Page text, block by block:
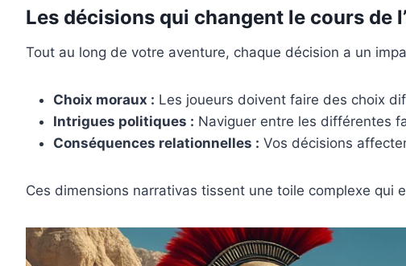
Les décisions qui changent le cours de
Tout au long de votre aventure, chaque décision a un
Choix moraux : Les joueurs doivent faire des choix
Intrigues politiques : Naviguer entre les différentes
Conséquences relationnelles : Vos décisions
Ces dimensions narrativas tissent une toile complexe